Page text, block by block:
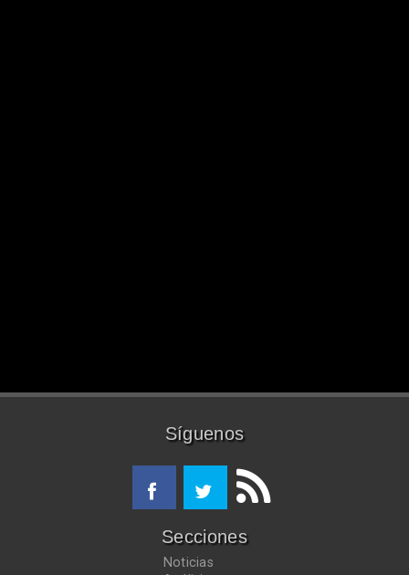
Síguenos
Secciones
Noticias